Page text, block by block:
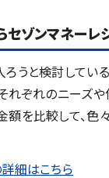
ゾンマネーレ
うと検討してい
れぞれのニーズ
を比較して、色
細はこちら